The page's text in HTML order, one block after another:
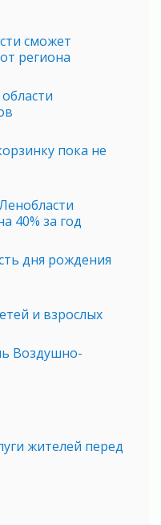
сможет
региона
пока не
40% за год
дня рождения
и взрослых
Воздушно-
жителей перед